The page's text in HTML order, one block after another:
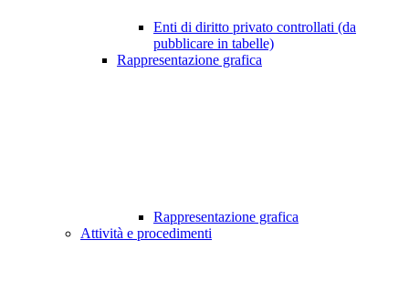
Enti di diritto privato controllati (da
pubblicare in tabelle)
Rappresentazione grafica
Rappresentazione grafica
Attività e procedimenti